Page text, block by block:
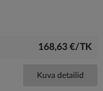
168,63 €/TK
Kuva detailid